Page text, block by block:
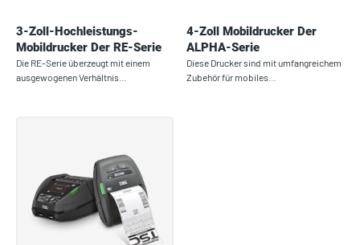
3-Zoll-Hochleistungs-
Mobildrucker Der RE-Serie
Die RE-Serie überzeugt mit einem
ausgewogenen Verhältnis…
4-Zoll Mobildrucker Der
ALPHA-Serie
Diese Drucker sind mit umfangreichem
Zubehör für mobiles…